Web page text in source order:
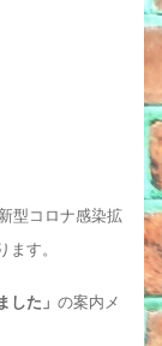
型コロナ感染拡
す。
した」 の案内メ